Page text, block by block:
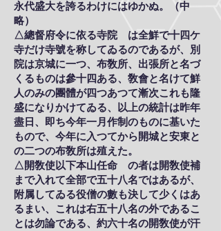
永代盛大を誇るわけにはゆかぬ。（中
略）
△總督府令に依る寺院 は全鮮で十四ケ
寺だけ寺號を称してゐるのであるが、別
院は京城に一つ、布敎所、出張所と名づ
くるものは參十四ある、敎會と名けて鮮
人のみの團體が四つあつて漸次これも隆
盛になりかけてゐる、以上の統計は昨年
盡日、即ち今年一月作制のものに基いた
もので、今年に入つてから開城と安東と
の二つの布敎所は殖えた。
△開敎使以下本山任命 の者は開敎使補
まで入れて全部で五十八名ではあるが、
附属してゐる役僧の數も決して少くはあ
るまい、これは右五十八名の外であるこ
とは勿論である、約六十名の開敎使が汗